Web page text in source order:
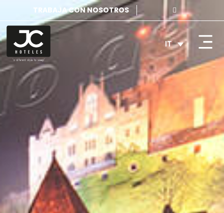
TRABAJA CON NOSOTROS
IT